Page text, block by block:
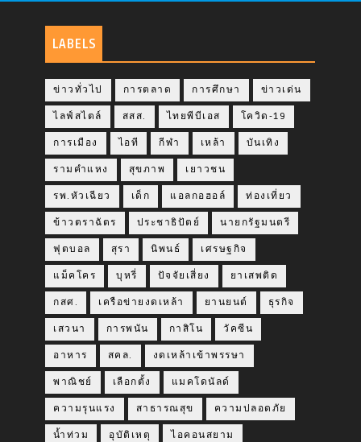
LABELS
ข่าวทั่วไป การตลาด การศึกษา ข่าวเด่น
ไลฟ์สไตล์ สสส. ไทยพีบีเอส โควิด-19
การเมือง ไอที กีฬา เหล้า บันเทิง
รามคำแหง สุขภาพ เยาวชน
รพ.หัวเฉียว เด็ก แอลกอฮอล์ ท่องเที่ยว
ข้าวตราฉัตร ประชาธิปัตย์ นายกรัฐมนตรี
ฟุตบอล สุรา นิพนธ์ เศรษฐกิจ
แม็คโคร บุหรี่ ปัจจัยเสี่ยง ยาเสพติด
กสศ. เครือข่ายงดเหล้า ยานยนต์ ธุรกิจ
เสวนา การพนัน กาสิโน วัคซีน
อาหาร สคล. งดเหล้าเข้าพรรษา
พาณิชย์ เลือกตั้ง แมคโดนัลด์
ความรุนแรง สาธารณสุข ความปลอดภัย
น้ำท่วม อุบัติเหตุ ไอคอนสยาม